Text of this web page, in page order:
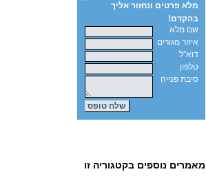
מלא פרטים ונחזור אליך
בהקדם!
שם מלא
איזור מגורים
דוא"ל
טלפון
סיבת פנייה
מאמרים נוספים בקטגוריה זו